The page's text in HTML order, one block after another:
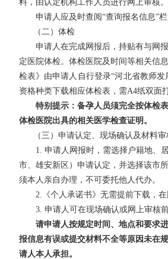
料，由认定机构工作人员进行网上审核。
申请人应及时查阅“查询报名信息”栏
（二）体检
申请人在完成网报后，持贴有与网报
定医院体检。体检医院及时间等相关信
检表》由申请人自行登录“河北省教师发
资格种类下载相应体检表，需A4纸双面
特别提示：备孕人员须完全按体检表
体检医院出具的相关医学检查证明。
（三）申请认定、现场确认及材料审
1. 申请人网报时，需选择户籍地、居
市、雄安新区）申请认定，并选择该市
须本人亲自办理，不可委托他人代办。
2.《个人承诺书》无需提前下载，在
3. 申请人可在现场确认或网上审核前
请申请人按规定时间、地点和要求进
报信息有误或提交材料不全等原因未在
请人本人承担。